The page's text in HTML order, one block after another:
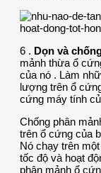
6 . Dọn và
mảnh thừa ổ
của nó . Làm
lượng trên ổ
cứng máy tính
Chống phân
trên ổ cứng của
Nó chạy trên
tốc độ và hoạt
phân mảnh ổ